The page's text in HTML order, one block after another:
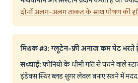
दोनों अलग-अलग ताकत के साथ पोषण की
मिथक #3: ग्लूटेन-फ्री अनाज कम पेट भरते
सच्चाई:फोनियो के धीमी गति से पचने वाले
इंडेक्स स्थिर ब्लड शुगर लेवल बनाए रखने में